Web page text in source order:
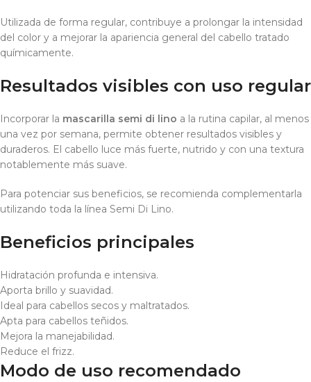
Utilizada de forma regular, contribuye a prolongar la intensidad
del color y a mejorar la apariencia general del cabello tratado
químicamente.
Resultados visibles con uso regular
Incorporar la mascarilla semi di lino a la rutina capilar, al menos
una vez por semana, permite obtener resultados visibles y
duraderos. El cabello luce más fuerte, nutrido y con una textura
notablemente más suave.
Para potenciar sus beneficios, se recomienda complementarla
utilizando toda la línea Semi Di Lino.
Beneficios principales
Hidratación profunda e intensiva.
Aporta brillo y suavidad.
Ideal para cabellos secos y maltratados.
Apta para cabellos teñidos.
Mejora la manejabilidad.
Reduce el frizz.
Modo de uso recomendado